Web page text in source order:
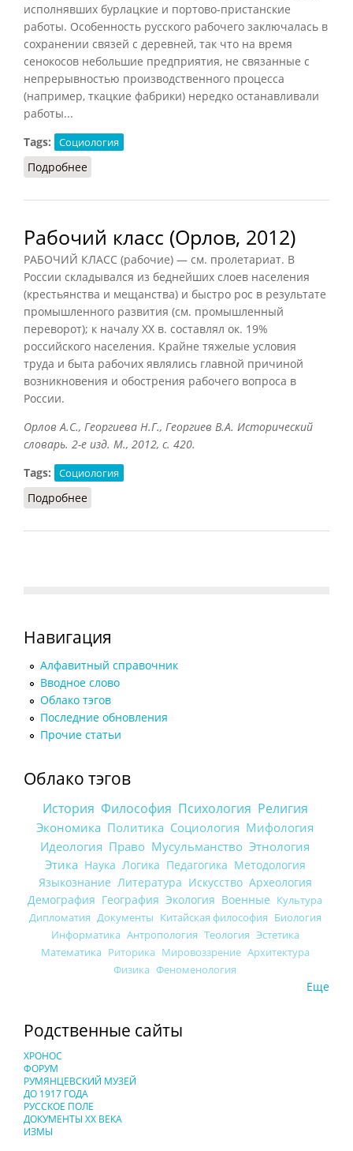
исполнявших бурлацкие и портово-пристанские
работы. Особенность русского рабочего заключалась в
сохранении связей с деревней, так что на время
сенокосов небольшие предприятия, не связанные с
непрерывностью производственного процесса
(например, ткацкие фабрики) нередко останавливали
работы...
Tags:
Социология
Подробнее
Рабочий класс (Орлов, 2012)
РАБОЧИЙ КЛАСС (рабочие) — см. пролетариат. В
России складывался из беднейших слоев населения
(крестьянства и мещанства) и быстро рос в результате
промышленного развития (см. промышленный
переворот); к началу XX в. составлял ок. 19%
российского населения. Крайне тяжелые условия
труда и быта рабочих являлись главной причиной
возникновения и обострения рабочего вопроса в
России.
Орлов А.С., Георгиева Н.Г., Георгиев В.А. Исторический
словарь. 2-е изд. М., 2012, с. 420.
Tags:
Социология
Подробнее
Навигация
Алфавитный справочник
Вводное слово
Облако тэгов
Последние обновления
Прочие статьи
Облако тэгов
История Философия Психология Религия
Экономика Политика Социология Мифология
Идеология Право Мусульманство Этнология
Этика Наука Логика Педагогика Методология
Языкознание Литература Искусство Археология
Демография География Экология Военные Культура
Дипломатия Документы Китайская философия Биология
Информатика Антропология Теология Эстетика
Математика Риторика Мировоззрение Архитектура
Физика Феноменология
Еще
Родственные сайты
ХРОНОС
ФОРУМ
РУМЯНЦЕВСКИЙ МУЗЕЙ
ДО 1917 ГОДА
РУССКОЕ ПОЛЕ
ДОКУМЕНТЫ XX ВЕКА
ИЗМЫ